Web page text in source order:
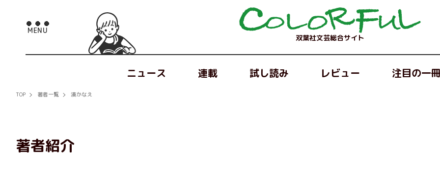
双葉社文芸総合サイト
ニュース 連載 試し読み レビュー 注目の一
TOP 著者一覧 湊かなえ
著者紹介